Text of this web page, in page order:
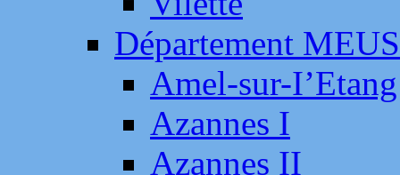
Département
Amel-sur-
Azannes I
Azannes II